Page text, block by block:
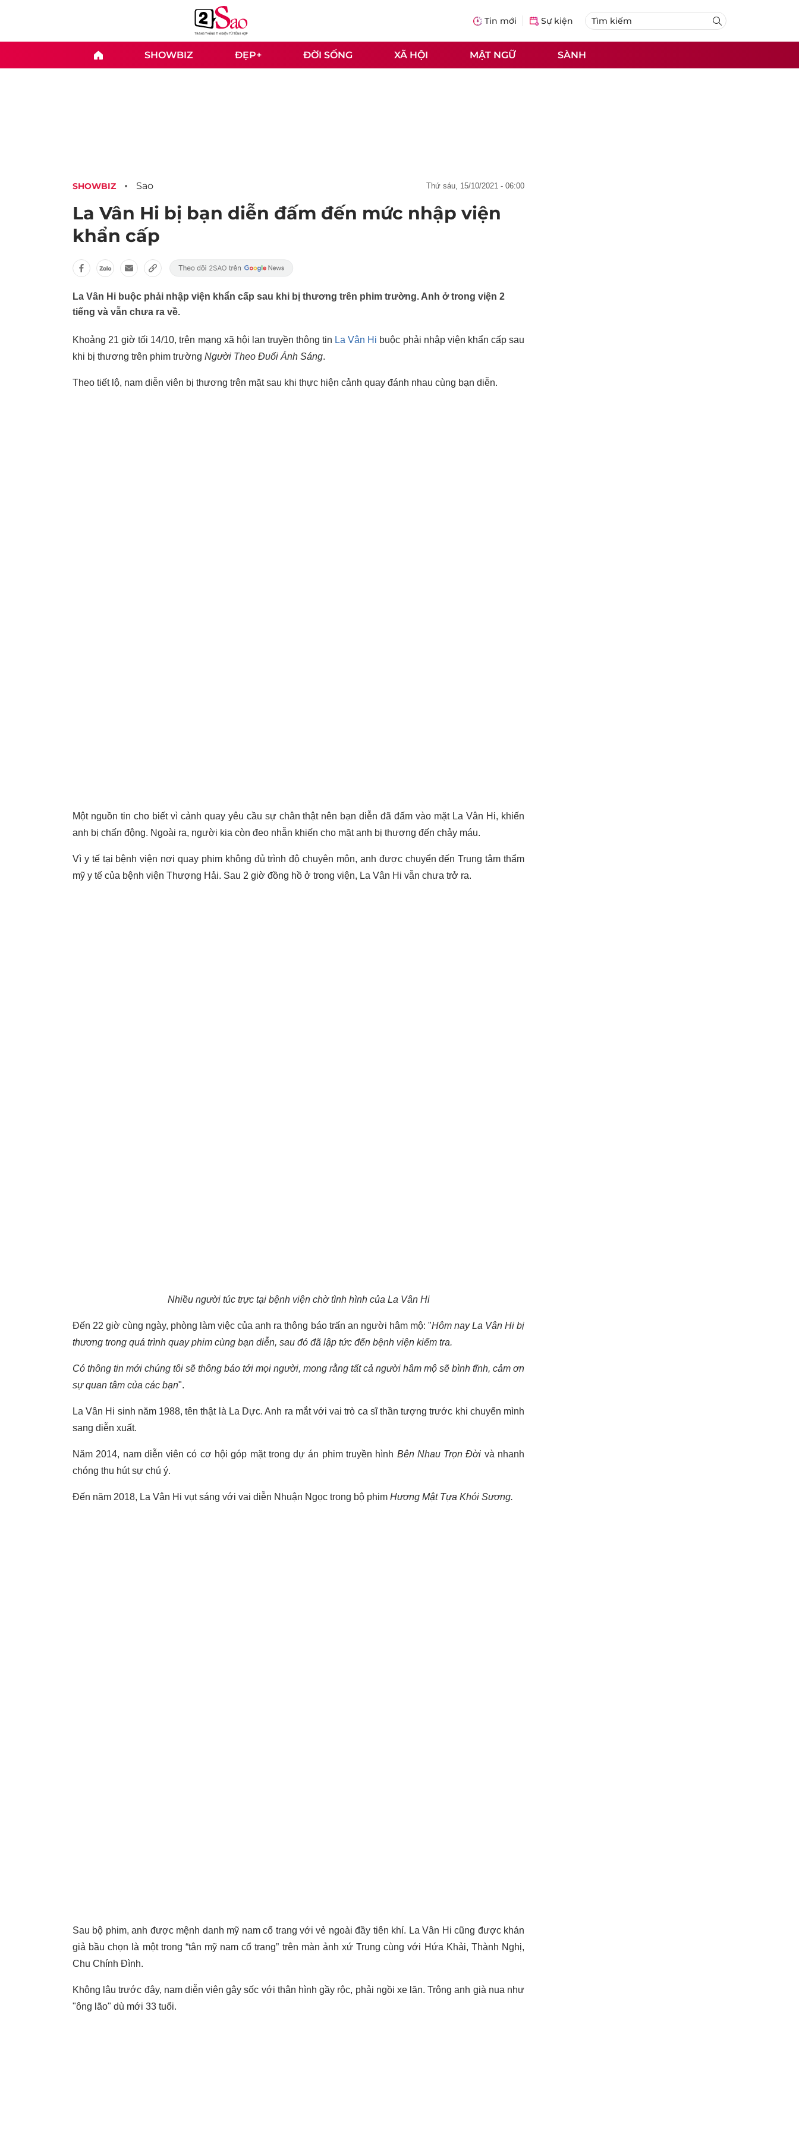
Tin mới Sự kiện
SHOWBIZ ĐẸP+ ĐỜI SỐNG XÃ HỘI MẬT NGỮ SÀNH
SHOWBIZ Sao thứ sáu, 15/10/2021 - 06:00
La Vân Hi bị bạn diễn đấm đến mức nhập viện
khẩn cấp
La Vân Hi buộc phải nhập viện khẩn cấp sau khi bị thương trên phim trường. Anh ở trong viện 2
tiếng và vẫn chưa ra về.
Khoảng 21 giờ tối 14/10, trên mạng xã hội lan truyền thông tin La Vân Hi buộc phải nhập viện khẩn cấp sau
khi bị thương trên phim trường Người Theo Đuổi Ánh Sáng.
Theo tiết lộ, nam diễn viên bị thương trên mặt sau khi thực hiện cảnh quay đánh nhau cùng bạn diễn.
Một nguồn tin cho biết vì cảnh quay yêu cầu sự chân thật nên bạn diễn đã đấm vào mặt La Vân Hi, khiến
anh bị chấn động. Ngoài ra, người kia còn đeo nhẫn khiến cho mặt anh bị thương đến chảy máu.
Vì y tế tại bệnh viện nơi quay phim không đủ trình độ chuyên môn, anh được chuyển đến Trung tâm thẩm
mỹ y tế của bệnh viện Thượng Hải. Sau 2 giờ đồng hồ ở trong viện, La Vân Hi vẫn chưa trở ra.
Nhiều người túc trực tại bệnh viện chờ tình hình của La Vân Hi
Đến 22 giờ cùng ngày, phòng làm việc của anh ra thông báo trấn an người hâm mộ: "Hôm nay La Vân Hi bị
thương trong quá trình quay phim cùng bạn diễn, sau đó đã lập tức đến bệnh viện kiểm tra.
Có thông tin mới chúng tôi sẽ thông báo tới mọi người, mong rằng tất cả người hâm mộ sẽ bình tĩnh, cảm ơn
sự quan tâm của các bạn".
La Vân Hi sinh năm 1988, tên thật là La Dực. Anh ra mắt với vai trò ca sĩ thần tượng trước khi chuyển mình
sang diễn xuất.
Năm 2014, nam diễn viên có cơ hội góp mặt trong dự án phim truyền hình Bên Nhau Trọn Đời và nhanh
chóng thu hút sự chú ý.
Đến năm 2018, La Vân Hi vụt sáng với vai diễn Nhuận Ngọc trong bộ phim Hương Mật Tựa Khói Sương.
Sau bộ phim, anh được mệnh danh mỹ nam cổ trang với vẻ ngoài đầy tiên khí. La Vân Hi cũng được khán
giả bầu chọn là một trong “tân mỹ nam cổ trang” trên màn ảnh xứ Trung cùng với Hứa Khải, Thành Nghị,
Chu Chính Đình.
Không lâu trước đây, nam diễn viên gây sốc với thân hình gầy rộc, phải ngồi xe lăn. Trông anh già nua như
"ông lão" dù mới 33 tuổi.